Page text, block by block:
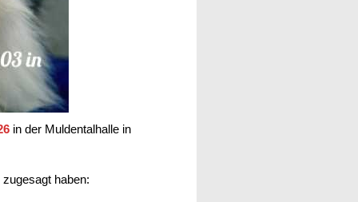
in der Muldentalhalle in
haben: